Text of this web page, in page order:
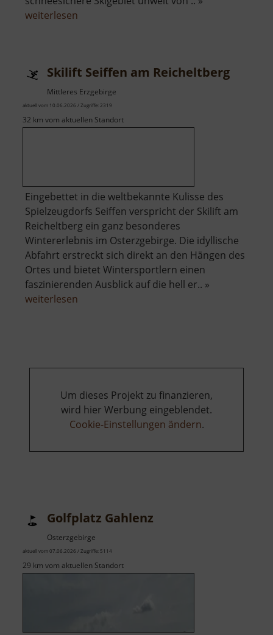
weiterlesen
Hirschkopf
Skilift Seiffen am Reicheltberg
Mittleres Erzgebirge
aktuell vom 10.06.2026 / Zugriffe: 2319
32 km vom aktuellen Standort
Eingebettet in die weltbekannte Kulisse des
Spielzeugdorfs Seiffen verspricht der Skilift am
Reicheltberg ein ganz besonderes
Wintererlebnis im Osterzgebirge. Die idyllische
Abfahrt erstreckt sich direkt an den Hängen des
Ortes und bietet Wintersportlern einen
faszinierenden Ausblick auf die hell er.. »
weiterlesen
Um dieses Projekt zu finanzieren,
wird hier Werbung eingeblendet.
Cookie-Einstellungen ändern.
Golfplatz Gahlenz
Osterzgebirge
aktuell vom 07.06.2026 / Zugriffe: 5114
29 km vom aktuellen Standort